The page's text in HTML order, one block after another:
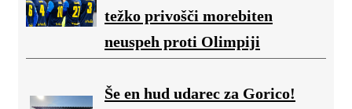
težko privošči morebiten
neuspeh proti Olimpiji
Še en hud udarec za Gorico!